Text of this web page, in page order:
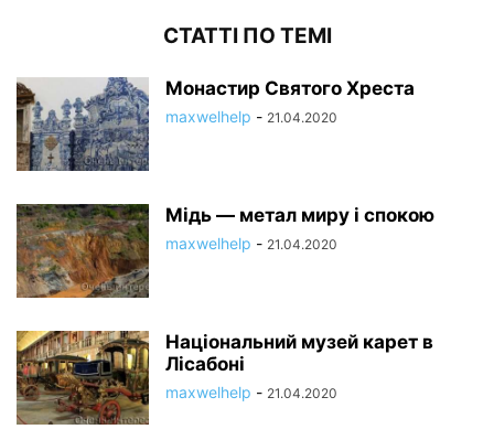
СТАТТІ ПО ТЕМІ
Монастир Святого Хреста
maxwelhelp - 21.04.2020
Мідь — метал миру і спокою
maxwelhelp - 21.04.2020
Національний музей карет в
Лісабоні
maxwelhelp - 21.04.2020